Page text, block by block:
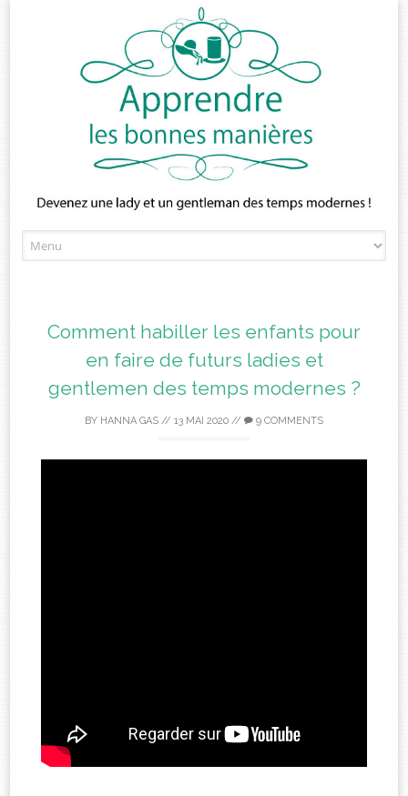
to
Comment habiller les enfants pour
en faire de futurs ladies et
gentlemen des temps modernes ?
BY HANNA GAS // 13 MAI 2020 // 9 COMMENTS